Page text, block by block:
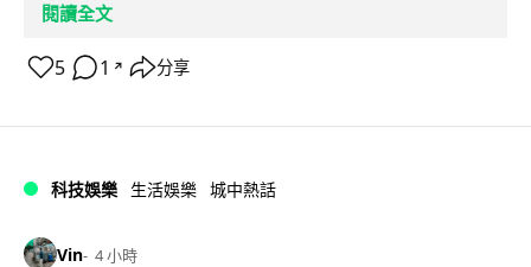
閱讀全文
5 1 ↗ 分享
科技娛樂 生活娛樂 城中熱話
Vin 4 小時